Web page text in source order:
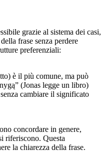
grazie al sistema dei casi,
frase senza perdere
preferenziali:
è il più comune, ma può
(Jonas legge un libro)
cambiare il significato
concordare in genere,
riferiscono. Questa
la chiarezza della frase.